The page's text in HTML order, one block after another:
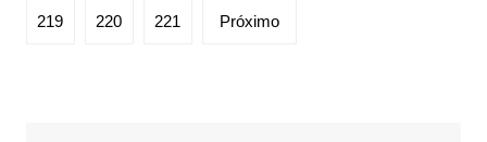
posts
219 220 221 Próximo